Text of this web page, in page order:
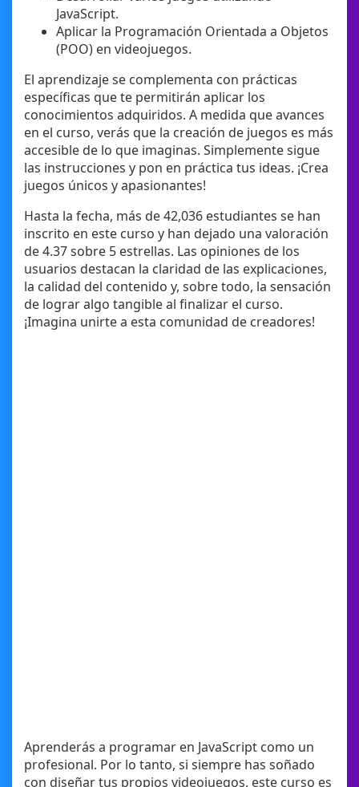
JavaScript.
Aplicar la Programación Orientada a Objetos
(POO) en videojuegos.
El aprendizaje se complementa con prácticas
específicas que te permitirán aplicar los
conocimientos adquiridos. A medida que avances
en el curso, verás que la creación de juegos es más
accesible de lo que imaginas. Simplemente sigue
las instrucciones y pon en práctica tus ideas. ¡Crea
juegos únicos y apasionantes!
Hasta la fecha, más de 42,036 estudiantes se han
inscrito en este curso y han dejado una valoración
de 4.37 sobre 5 estrellas. Las opiniones de los
usuarios destacan la claridad de las explicaciones,
la calidad del contenido y, sobre todo, la sensación
de lograr algo tangible al finalizar el curso.
¡Imagina unirte a esta comunidad de creadores!
Aprenderás a programar en JavaScript como un
profesional. Por lo tanto, si siempre has soñado
con diseñar tus propios videojuegos, este curso es